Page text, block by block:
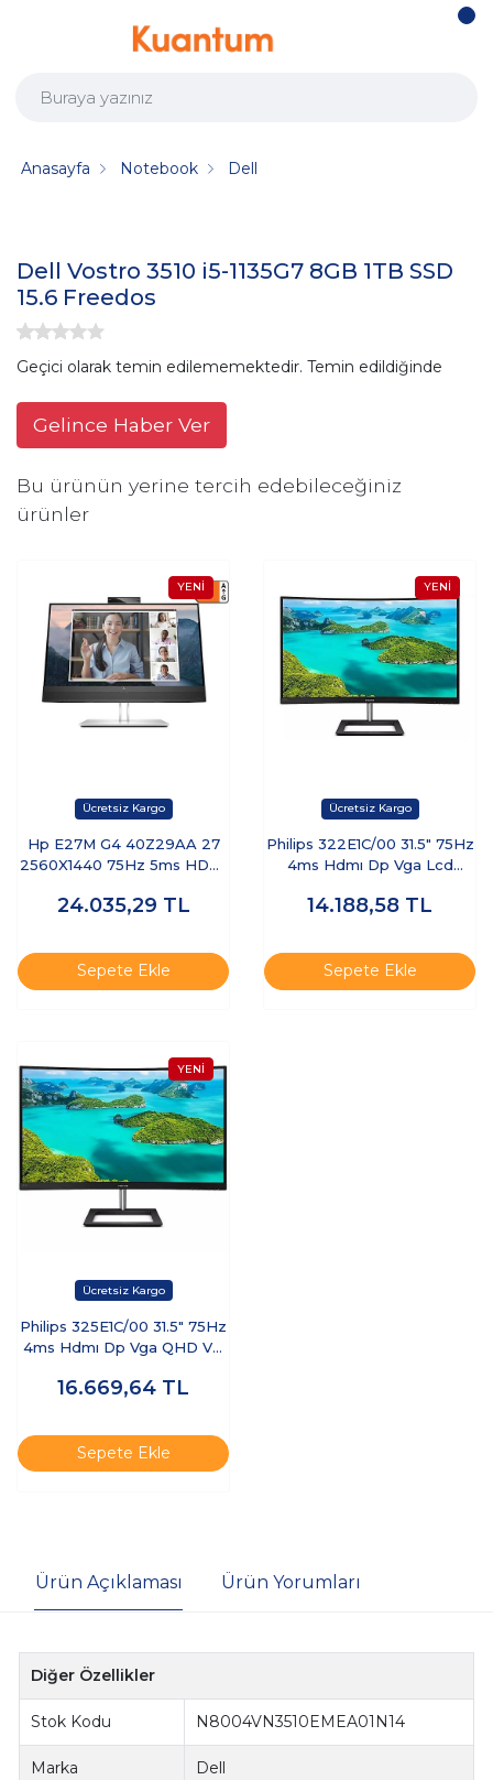
Anasayfa Notebook Dell
Dell Vostro 3510 i5-1135G7 8GB 1TB SSD
15.6 Freedos
Geçici olarak temin edilememektedir. Temin edildiğinde
Gelince Haber Ver
Bu ürünün yerine tercih edebileceğiniz
ürünler
Hp E27M G4 40Z29AA 27
2560X1440 75Hz 5ms HDMI
24.035,29 TL
Sepete Ekle
Philips 322E1C/00 31.5" 75Hz
4ms Hdmı Dp Vga Lcd
14.188,58 TL
Sepete Ekle
Philips 325E1C/00 31.5" 75Hz
4ms Hdmı Dp Vga QHD VA
16.669,64 TL
Sepete Ekle
Ürün Açıklaması Ürün Yorumları
Diğer Özellikler
Stok Kodu N8004VN3510EMEA01N14
Marka Dell